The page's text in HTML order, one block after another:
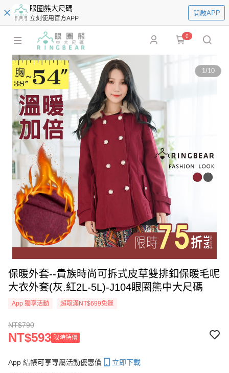
眼圈熊大尺碼
立刻使用官方APP
開啟APP
0
1/10
保暖外套--貴族時尚可拆式皮草雙排釦保暖毛呢
大衣外套(灰.紅2L-5L)-J104眼圈熊中大尺碼
App 獨享活動 超取滿NT$699免運
NT$790
NT$593 限時特價
App 結帳可享專屬活動優惠價
立即下載